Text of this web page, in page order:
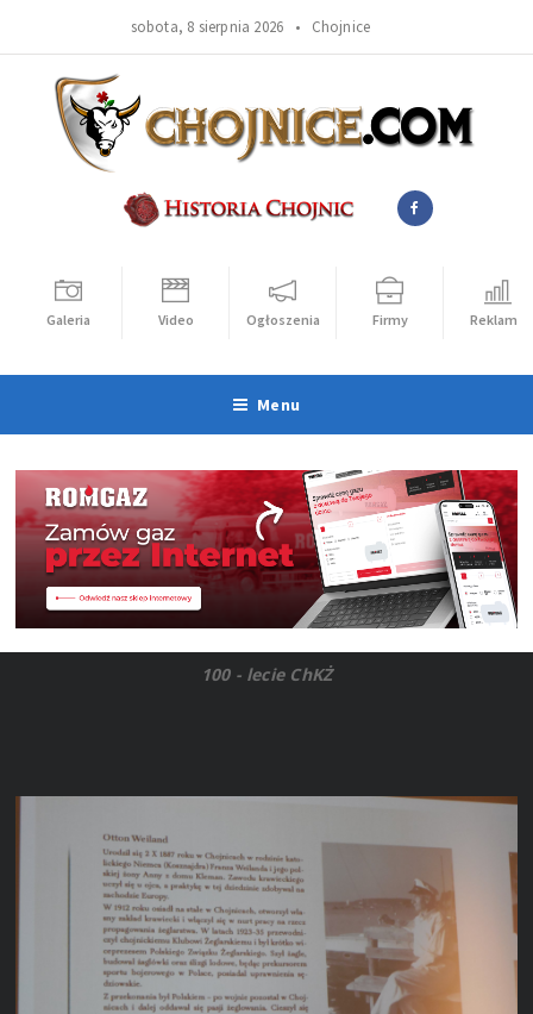
sobota, 8 sierpnia 2026 • Chojnice
Galeria Video Ogłoszenia Firmy Reklama
Menu
100 - lecie ChKŻ